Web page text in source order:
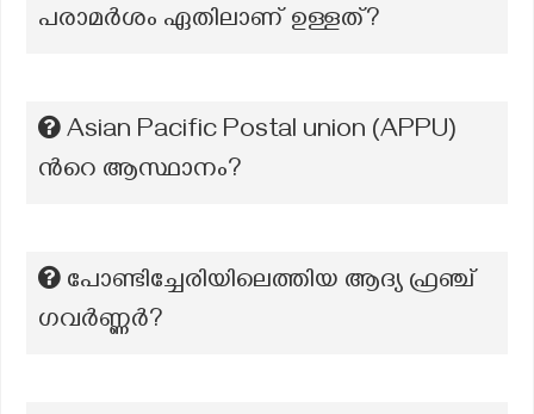
പരാമർശം ഏതിലാണ് ഉള്ളത്?
Asian Pacific Postal union (APPU)
ന്‍റെ ആസ്ഥാനം?
പോണ്ടിച്ചേരിയിലെത്തിയ ആദ്യ ഫ്രഞ്ച്
ഗവർണ്ണർ?